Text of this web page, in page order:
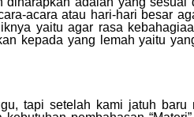
acara atau hari-hari besar
yaitu agar rasa
kepada yang lemah yaitu
tapi setelah kami jatuh baru